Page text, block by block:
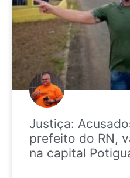
Justiça:
prefeito do RN,
na capital